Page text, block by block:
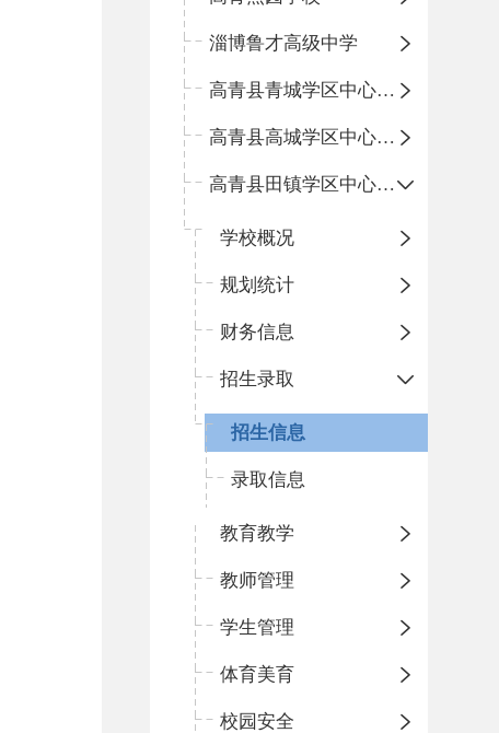
淄博鲁才高级中学
高青县青城学区中心小学
高青县高城学区中心小学
高青县田镇学区中心小学
学校概况
规划统计
财务信息
招生录取
招生信息
录取信息
教育教学
教师管理
学生管理
体育美育
校园安全